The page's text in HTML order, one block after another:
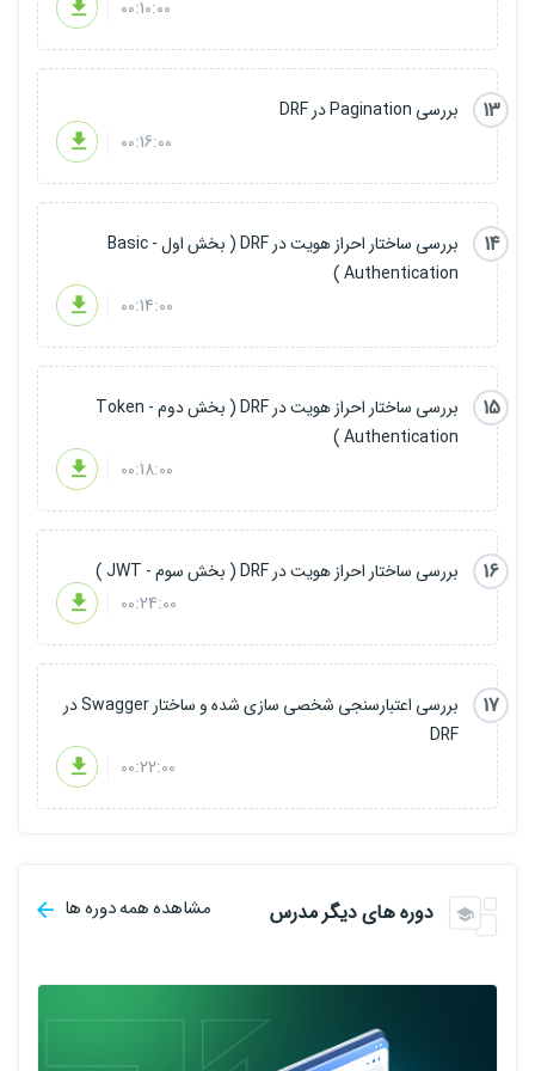
00:10:00
13
بررسی Pagination در DRF
00:16:00
14
بررسی ساختار احراز هویت در DRF ( بخش اول - Basic
Authentication )
00:14:00
15
بررسی ساختار احراز هویت در DRF ( بخش دوم - Token
Authentication )
00:18:00
16
بررسی ساختار احراز هویت در DRF ( بخش سوم - JWT )
00:24:00
17
بررسی اعتبارسنجی شخصی سازی شده و ساختار Swagger در
DRF
00:22:00
دوره های دیگر مدرس مشاهده همه دوره ها